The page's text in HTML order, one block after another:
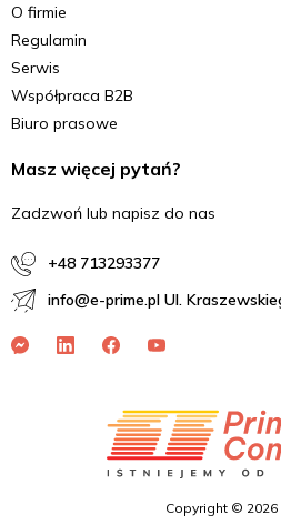
O firmie
Regulamin
Serwis
Współpraca B2B
Biuro prasowe
Masz więcej pytań?
Zadzwoń lub napisz do nas
+48 713293377
info@e-prime.pl Ul.
Copyright © 2026